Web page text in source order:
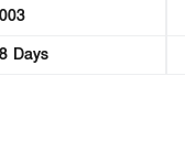
Days